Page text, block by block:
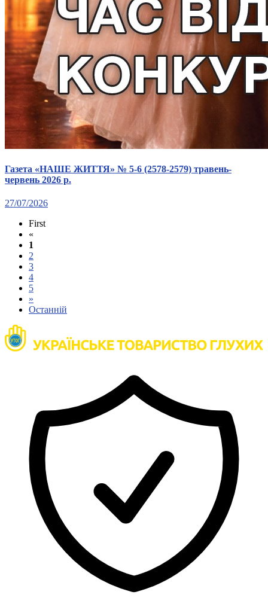
Газета «НАШЕ ЖИТТЯ» № 5-6 (2578-2579) травень-
червень 2026 р.
27/07/2026
First
«
1
2
3
4
5
»
Останній